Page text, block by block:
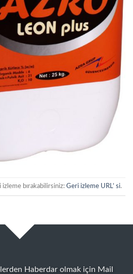
izleme bırakabilirsiniz: Geri izleme URL’ si.
Haberdar olmak için Mail